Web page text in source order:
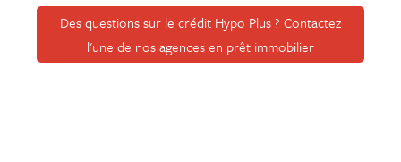
Des questions sur le crédit Hypo Plus ? Contactez
l'une de nos agences en prêt immobilier